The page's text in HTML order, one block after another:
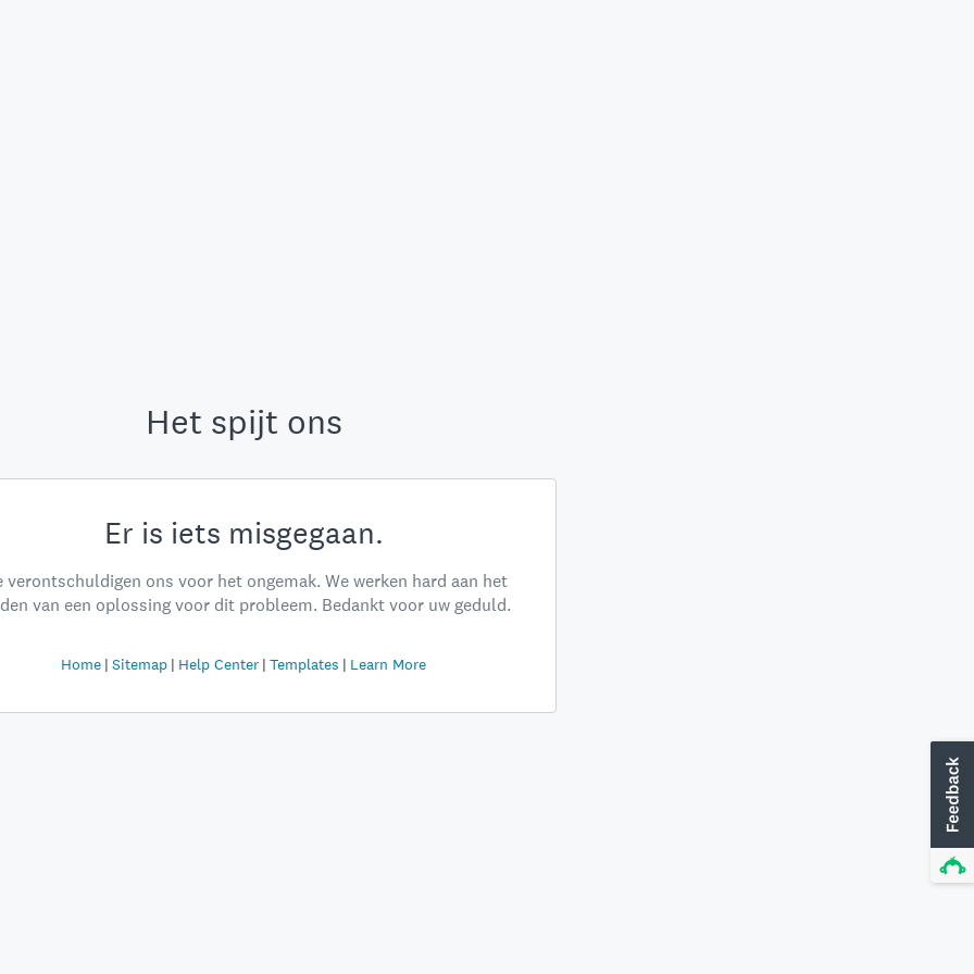
Het spijt ons
Er is iets misgegaan.
verontschuldigen ons voor het ongemak. We werken hard aan het
van een oplossing voor dit probleem. Bedankt voor uw geduld.
Home Sitemap Help Center Templates Learn More